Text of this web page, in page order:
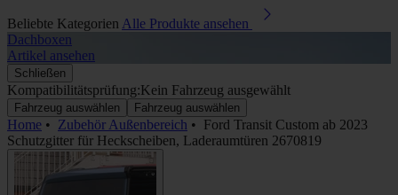
Beliebte Kategorien Alle Produkte ansehen
Dachboxen
Artikel ansehen
Schließen
Kompatibilitätsprüfung:Kein Fahrzeug ausgewählt
Fahrzeug auswählen Fahrzeug auswählen
Home • Zubehör Außenbereich • Ford Transit Custom ab 2023
Schutzgitter für Heckscheiben, Laderaumtüren 2670819